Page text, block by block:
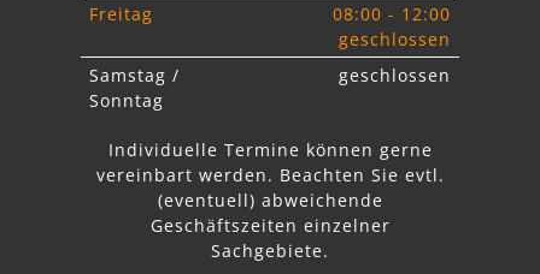
Freitag
08:00 - 12:00
geschlossen
Samstag /
Sonntag
geschlossen
Individuelle Termine können gerne
vereinbart werden. Beachten Sie evtl.
abweichende
Geschäftszeiten einzelner
Sachgebiete.